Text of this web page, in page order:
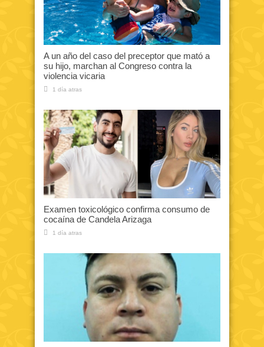
A un año del caso del preceptor que mató a
su hijo, marchan al Congreso contra la
violencia vicaria
1 día atras
Examen toxicológico confirma consumo de
cocaína de Candela Arizaga
1 día atras